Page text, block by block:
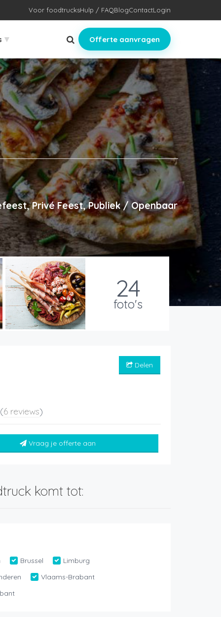
Voor foodtrucksHulp / FAQBlogContactLogin
▾ Offerte aanvragen
Privé Feest, Publiek / Openbaar
24
foto's
Delen
(6 reviews)
Vraag je offerte aan
komt tot:
Brussel
Limburg
Vlaams-Brabant